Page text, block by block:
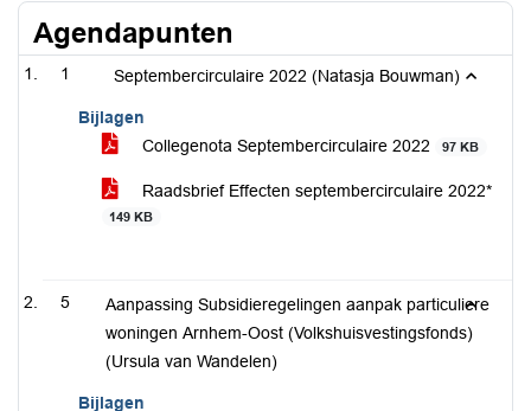
Agendapunten
1 Septembercirculaire 2022 (Natasja Bouwman)
Bijlagen
Collegenota Septembercirculaire 2022
97 KB
Raadsbrief Effecten septembercirculaire 2022*
149 KB
5
Aanpassing Subsidieregelingen aanpak particuliere
woningen Arnhem-Oost (Volkshuisvestingsfonds)
(Ursula van Wandelen)
Bijlagen